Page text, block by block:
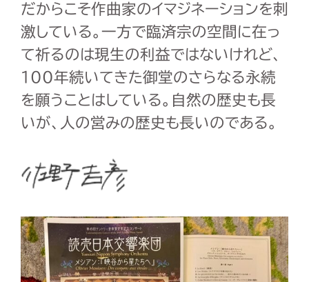
だからこそ作曲家のイマジネーションを刺
激している。一方で臨済宗の空間に在っ
て祈るのは現生の利益ではないけれど、
100年続いてきた御堂のさらなる永続
を願うことはしている。自然の歴史も長
いが、人の営みの歴史も長いのである。